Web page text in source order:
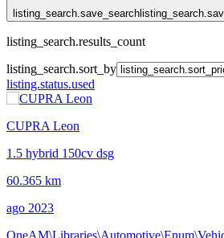
listing_search.save_search
listing_search.results_count
listing_search.sort_by
listing.status.used
CUPRA Leon
1.5 hybrid 150cv dsg
60.365 km
ago 2023